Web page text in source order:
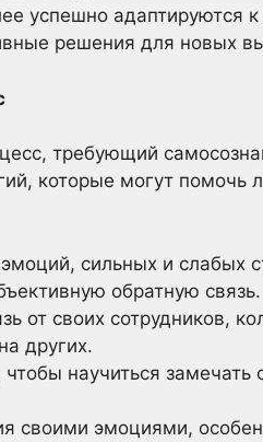
успешно адаптируются
решения для новых
требующий
которые могут помочь
сильных и слабых
обратную связь.
от своих сотрудников,
других.
научиться замечать
своими эмоциями,